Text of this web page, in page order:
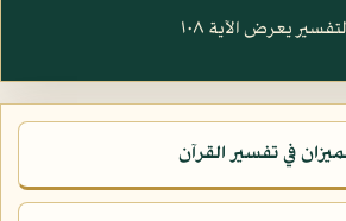
يعرض الآية ١٠٨
في تفسير القرآن